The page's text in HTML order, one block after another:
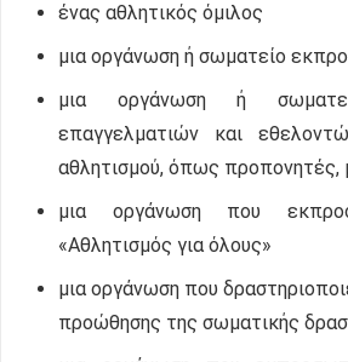
ένας αθλητικός όμιλος
μια οργάνωση ή σωματείο
μια οργάνωση ή
επαγγελματιών και
αθλητισμού, όπως προπονητές,
μια οργάνωση που
«Αθλητισμός για όλους»
μια οργάνωση που
προώθησης της σωματικής